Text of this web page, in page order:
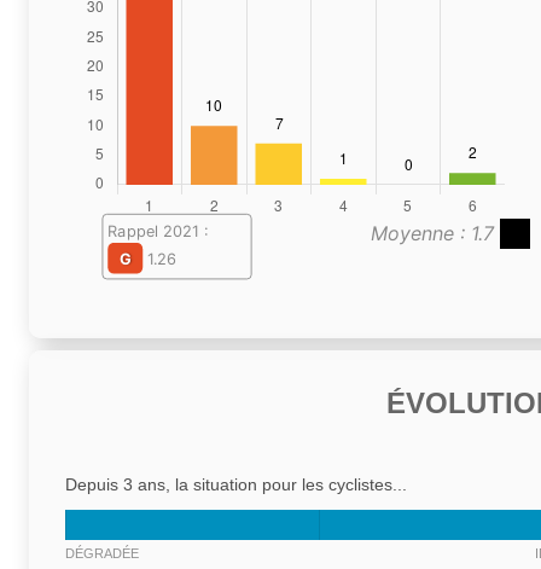
Moyenne : 1.7
Rappel 2021 :
G
1.26
Depuis 3 ans, la situation pour les cyclistes...
DÉGRADÉE